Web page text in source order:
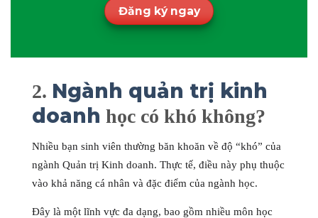
Đăng ký ngay
2. Ngành quản trị kinh
doanh học có khó không?
Nhiều bạn sinh viên thường băn khoăn về độ “khó” của
ngành Quản trị Kinh doanh. Thực tế, điều này phụ thuộc
vào khả năng cá nhân và đặc điểm của ngành học.
Đây là một lĩnh vực đa dạng, bao gồm nhiều môn học